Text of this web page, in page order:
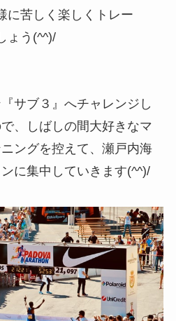
に苦しく楽しくトレー
ょう(^^)/
サブ３』へチャレンジし
、しばしの間大好きなマ
ングを控えて、瀬戸内海
に集中していきます(^^)/